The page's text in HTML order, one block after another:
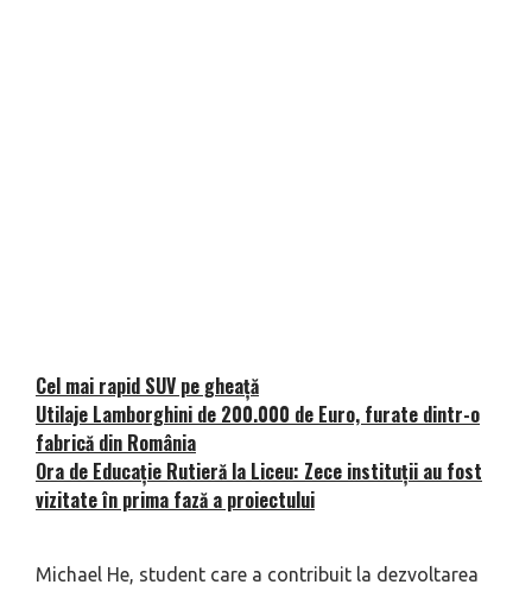
Cel mai rapid SUV pe gheață
Utilaje Lamborghini de 200.000 de Euro, furate dintr-o
fabrică din România
Ora de Educație Rutieră la Liceu: Zece instituții au fost
vizitate în prima fază a proiectului
Michael He, student care a contribuit la dezvoltarea